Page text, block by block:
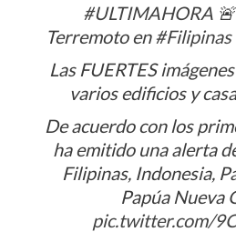
#ULTIMAHORA
Terremoto en#Filipinas
Las FUERTES
varios edificios y
De acuerdo con los
ha emitido una alerta
Filipinas, Indonesia,
Papúa Nueva
pic.twitter.com/